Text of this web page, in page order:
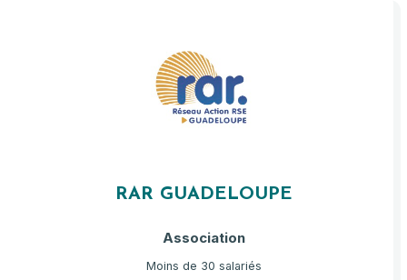
RAR GUADELOUPE
Association
Moins de 30 salariés